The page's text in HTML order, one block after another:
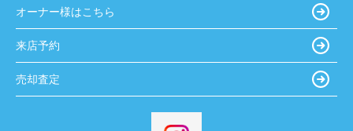
オーナー様はこちら
来店予約
売却査定